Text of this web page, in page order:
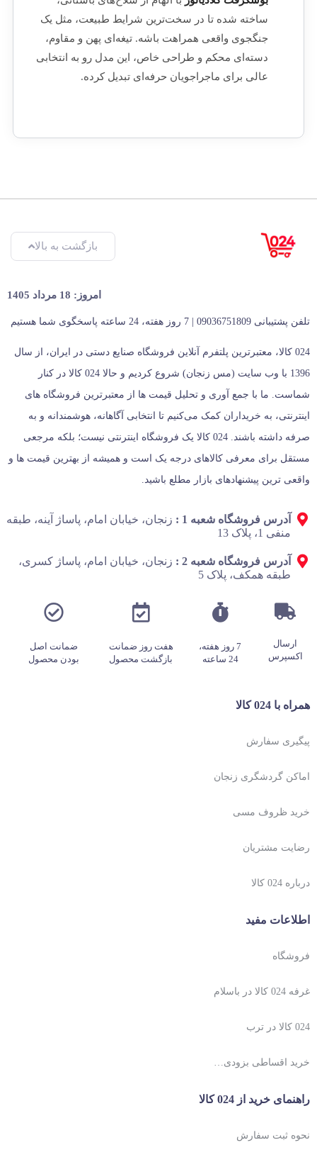
ساخته شده تا در سخت‌ترین شرایط طبیعت، مثل یک
جنگجوی واقعی همراهت باشه. تیغه‌ای پهن و مقاوم،
دسته‌ای محکم و طراحی خاص، این مدل رو به انتخابی
عالی برای ماجراجویان حرفه‌ای تبدیل کرده.
بازگشت به بالا
امروز: 18 مرداد 1405
تلفن پشتیبانی 09036751809 | 7 روز هفته، 24 ساعته پاسخگوی شما هستیم
024 کالا، معتبرترین پلتفرم آنلاین فروشگاه صنایع دستی در ایران، از سال
1396 با وب سایت (مس زنجان) شروع کردیم و حالا 024 کالا در کنار
شماست. ما با جمع‌ آوری و تحلیل قیمت‌ ها از معتبرترین فروشگاه‌ های
اینترنتی، به خریداران کمک می‌کنیم تا انتخابی آگاهانه، هوشمندانه و به‌
صرفه داشته باشند. 024 کالا یک فروشگاه اینترنتی نیست؛ بلکه مرجعی
مستقل برای معرفی کالاهای درجه یک است و همیشه از بهترین قیمت‌ ها و
واقعی‌ ترین پیشنهادهای بازار مطلع باشید.
آدرس فروشگاه شعبه 1 :
زنجان، خیابان امام، پاساژ آینه، طبقه
منفی 1، پلاک 13
آدرس فروشگاه شعبه 2 :
زنجان، خیابان امام، پاساژ کسری،
طبقه همکف، پلاک 5
ارسال
اکسپرس
7 روز هفته،
24 ساعته
هفت روز ضمانت
بازگشت محصول
ضمانت اصل
بودن محصول
همراه با 024 کالا
پیگیری سفارش
اماکن گردشگری زنجان
خرید ظروف مسی
رضایت مشتریان
درباره 024 کالا
اطلاعات مفید
فروشگاه
غرفه 024 کالا در باسلام
024 کالا در ترب
خرید اقساطی بزودی…
راهنمای خرید از 024 کالا
نحوه ثبت سفارش